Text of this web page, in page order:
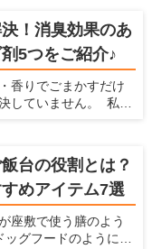
品まで幅広く使え
ィーな洗浄剤がある
でなく除菌消臭効果
いという優れもの！
ク・ワン』を、わた
のレポートと共にご
！消臭効果のあ
5つをご紹介♪
香りでごまかすだけ
していません。 私た
発生しているという
繁殖していて不衛生
のです。 除菌効果や
がある洗浄剤で掃除
イを解消できます。
ら解決する」効果の
台の役割とは？
めアイテム7選
座敷で使う膳のよう
グフードのように簡